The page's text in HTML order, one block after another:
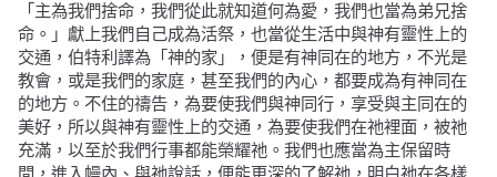
「主為我們捨命，我們從此就知道何為愛，我們也當為弟兄捨
命。」 獻上我們自己成為活祭，也當從生活中與神有靈性上的
交通，伯特利譯為「神的家」，便是有神同在的地方，不光是
教會，或是我們的家庭，甚至我們的內心，都要成為有神同在
的地方。不住的禱告，為要使我們與神同行，享受與主同在的
美好，所以與神有靈性上的交通，為要使我們在祂裡面，被祂
充滿，以至於我們行事都能榮耀祂。我們也應當為主保留時